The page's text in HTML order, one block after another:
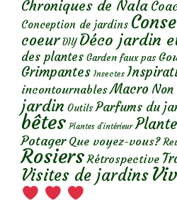
Chroniques de Nala
Conception de jardins
coeur DIY Déco jardin
des plantes Garden faux pas
Grimpantes Insectes
incontournables Macro Non
jardin Outils Parfums du
bêtes Plantes d’intérieur
Potager Que voyez-vous?
Rosiers Rétrospective
Visites de jardins